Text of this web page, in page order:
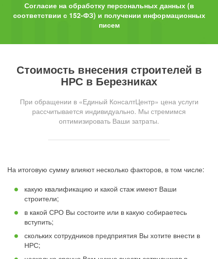
Согласие на обработку персональных данных (в
соответствии с 152-ФЗ) и получении информационных
писем
Стоимость внесения строителей в
НРС в Березниках
При обращении в «Единый КонсалтЦентр» цена услуги
рассчитывается индивидуально. Мы стремимся
оптимизировать Ваши затраты.
На итоговую сумму влияют несколько факторов, в том числе:
какую квалификацию и какой стаж имеют Ваши
строители;
в какой СРО Вы состоите или в какую собираетесь
вступить;
скольких сотрудников предприятия Вы хотите внести в
НРС;